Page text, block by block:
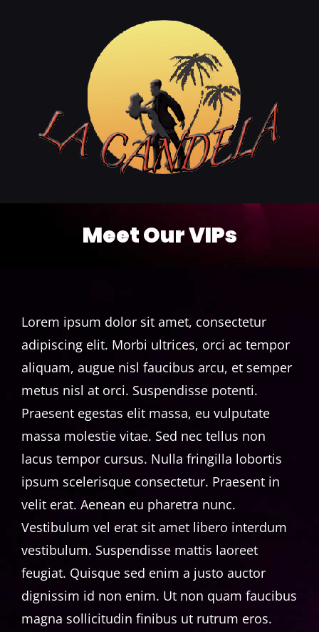
Meet Our VIPs
Lorem ipsum dolor sit amet, consectetur
adipiscing elit. Morbi ultrices, orci ac tempor
aliquam, augue nisl faucibus arcu, et semper
metus nisl at orci. Suspendisse potenti.
Praesent egestas elit massa, eu vulputate
massa molestie vitae. Sed nec tellus non
lacus tempor cursus. Nulla fringilla lobortis
ipsum scelerisque consectetur. Praesent in
velit erat. Aenean eu pharetra nunc.
Vestibulum vel erat sit amet libero interdum
vestibulum. Suspendisse mattis laoreet
feugiat. Quisque sed enim a justo auctor
dignissim id non enim. Ut non quam faucibus
magna sollicitudin finibus ut rutrum eros.